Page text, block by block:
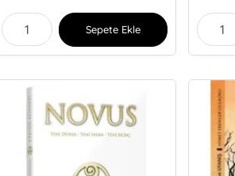
Sepete Ekle